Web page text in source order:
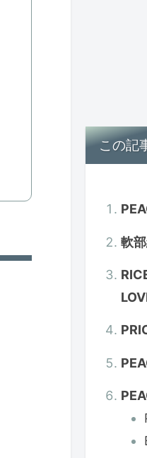
この記
軟